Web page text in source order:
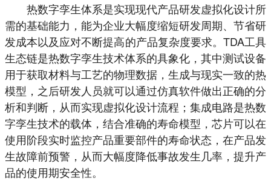
热数字孪生体系是实现现代产品研发虚拟化设计所
需的基础能力，能为企业大幅度缩短研发周期、节省研
发成本以及应对不断提高的产品复杂度要求。TDA工具
生态链是热数字孪生技术体系的具象化，其中测试设备
用于获取材料与工艺的物理数据，生成与现实一致的热
模型，之后研发人员就可以通过仿真软件做出正确的分
析和判断，从而实现虚拟化设计流程；集成电路是热数
字孪生技术的载体，结合准确的寿命模型，芯片可以在
使用阶段实时监控产品重要部件的寿命状态，在产品发
生故障前预警，从而大幅度降低事故发生几率，提升产
品的使用期安全性。